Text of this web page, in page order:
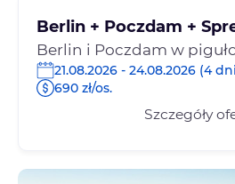
Berlin + Poczdam +
Berlin i Poczdam w
21.08.2026 - 24.08.2026 (4
690 zł/os.
Szczegóły